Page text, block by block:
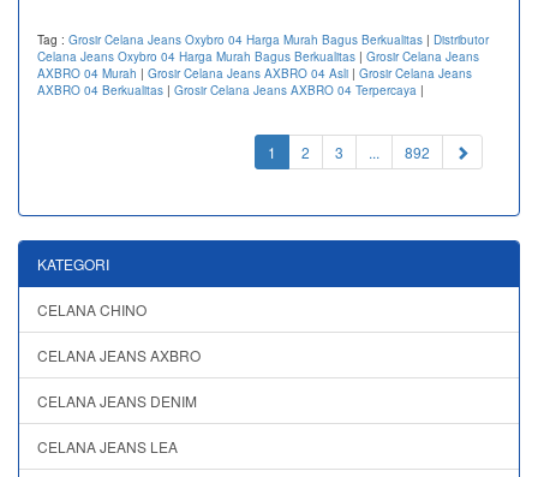
Tag : Grosir Celana Jeans Oxybro 04 Harga Murah Bagus Berkualitas | Distributor
Celana Jeans Oxybro 04 Harga Murah Bagus Berkualitas | Grosir Celana Jeans
AXBRO 04 Murah | Grosir Celana Jeans AXBRO 04 Asli | Grosir Celana Jeans
AXBRO 04 Berkualitas | Grosir Celana Jeans AXBRO 04 Terpercaya |
1 (current)
2 3 ... 892
KATEGORI
CELANA CHINO
CELANA JEANS AXBRO
CELANA JEANS DENIM
CELANA JEANS LEA